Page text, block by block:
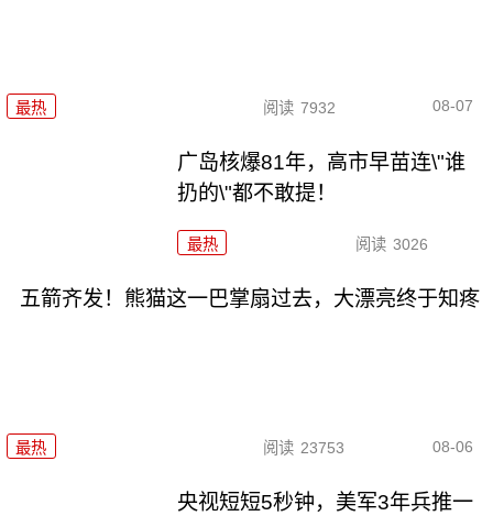
最热 阅读 7932 08-07
广岛核爆81年，高市早苗连\"谁
扔的\"都不敢提！
最热 阅读 3026
五箭齐发！熊猫这一巴掌扇过去，大漂亮终于知疼
最热 阅读 23753 08-06
央视短短5秒钟，美军3年兵推一